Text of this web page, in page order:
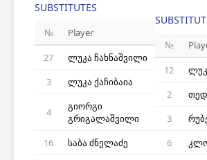
SUBSTITUTES
№
Player
27
ლუკა ჩახნაშვილი
3
ლუკა ქაჩიბაია
4
გიორგი
გრიგალაშვილი
16
საბა ძნელაძე
№
12
2
3
6